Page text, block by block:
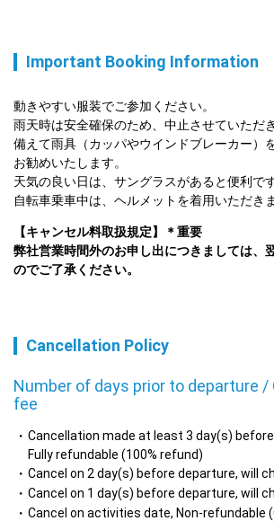
Important Booking Information
動きやすい服装でご参加ください。
雨天時は安全確保のため、中止させていただ
備えて雨具（カッパやウインドブレーカー）
お勧めいたします。
天気の良い日は、サングラスがあると便利です
自転車乗車中は、ヘルメットを着用いただきま
【キャンセル料取扱規定】＊重要
弊社営業時間外のお申し出につきましては、
のでご了承ください。
Cancellation Policy
Number of days prior to departure /
fee
Cancellation made at least 3 day(s)
Fully refundable (100% refund)
Cancel on 2 day(s) before departure, will
Cancel on 1 day(s) before departure, will
Cancel on activities date, Non-refundable